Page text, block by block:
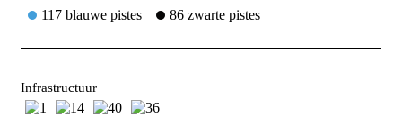
117 blauwe pistes 86 zwarte pistes
Infrastructuur
1 14 40 36